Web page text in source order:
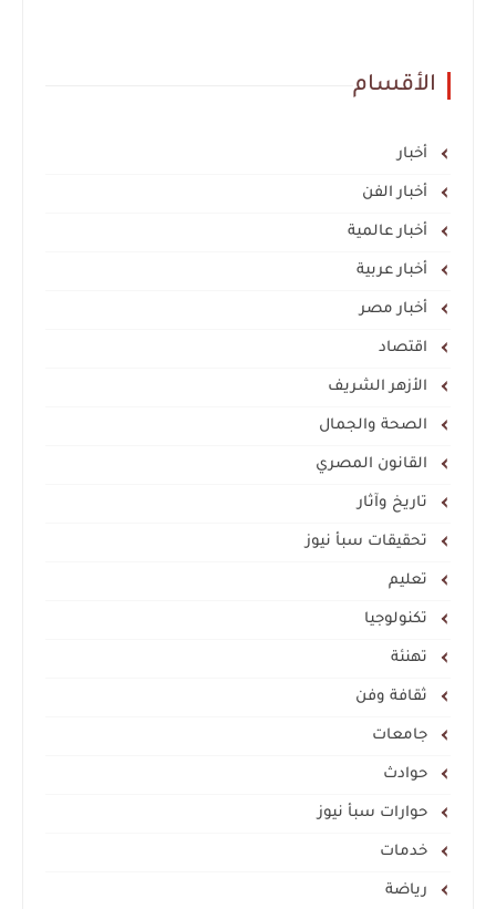
الأقسام
أخبار
أخبار الفن
أخبار عالمية
أخبار عربية
أخبار مصر
اقتصاد
الأزهر الشريف
الصحة والجمال
القانون المصري
تاريخ وآثار
تحقيقات سبأ نيوز
تعليم
تكنولوجيا
تهنئة
ثقافة وفن
جامعات
حوادث
حوارات سبأ نيوز
خدمات
رياضة